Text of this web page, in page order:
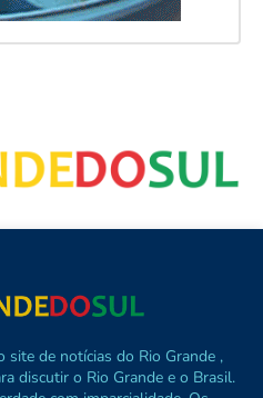
site de notícias do Rio Grande ,
discutir o Rio Grande e o Brasil.